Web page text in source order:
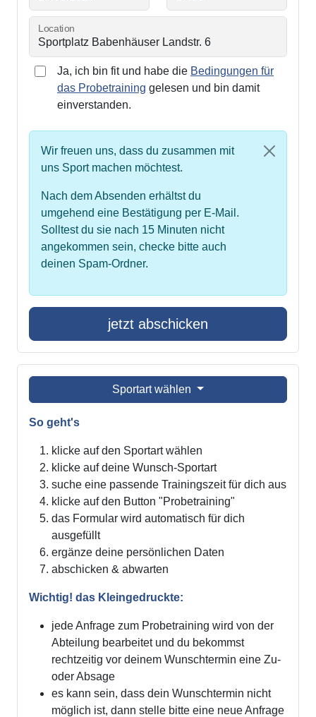
Location
Ja, ich bin fit und habe die Bedingungen für
das Probetraining gelesen und bin damit
einverstanden.
Wir freuen uns, dass du zusammen mit
uns Sport machen möchtest.
Nach dem Absenden erhältst du
umgehend eine Bestätigung per E-Mail.
Solltest du sie nach 15 Minuten nicht
angekommen sein, checke bitte auch
deinen Spam-Ordner.
jetzt abschicken
Sportart wählen
So geht's
klicke auf den Sportart wählen
klicke auf deine Wunsch-Sportart
suche eine passende Trainingszeit für dich aus
klicke auf den Button "Probetraining"
das Formular wird automatisch für dich
ausgefüllt
ergänze deine persönlichen Daten
abschicken & abwarten
Wichtig! das Kleingedruckte:
jede Anfrage zum Probetraining wird von der
Abteilung bearbeitet und du bekommst
rechtzeitig vor deinem Wunschtermin eine Zu-
oder Absage
es kann sein, dass dein Wunschtermin nicht
möglich ist, dann stelle bitte eine neue Anfrage